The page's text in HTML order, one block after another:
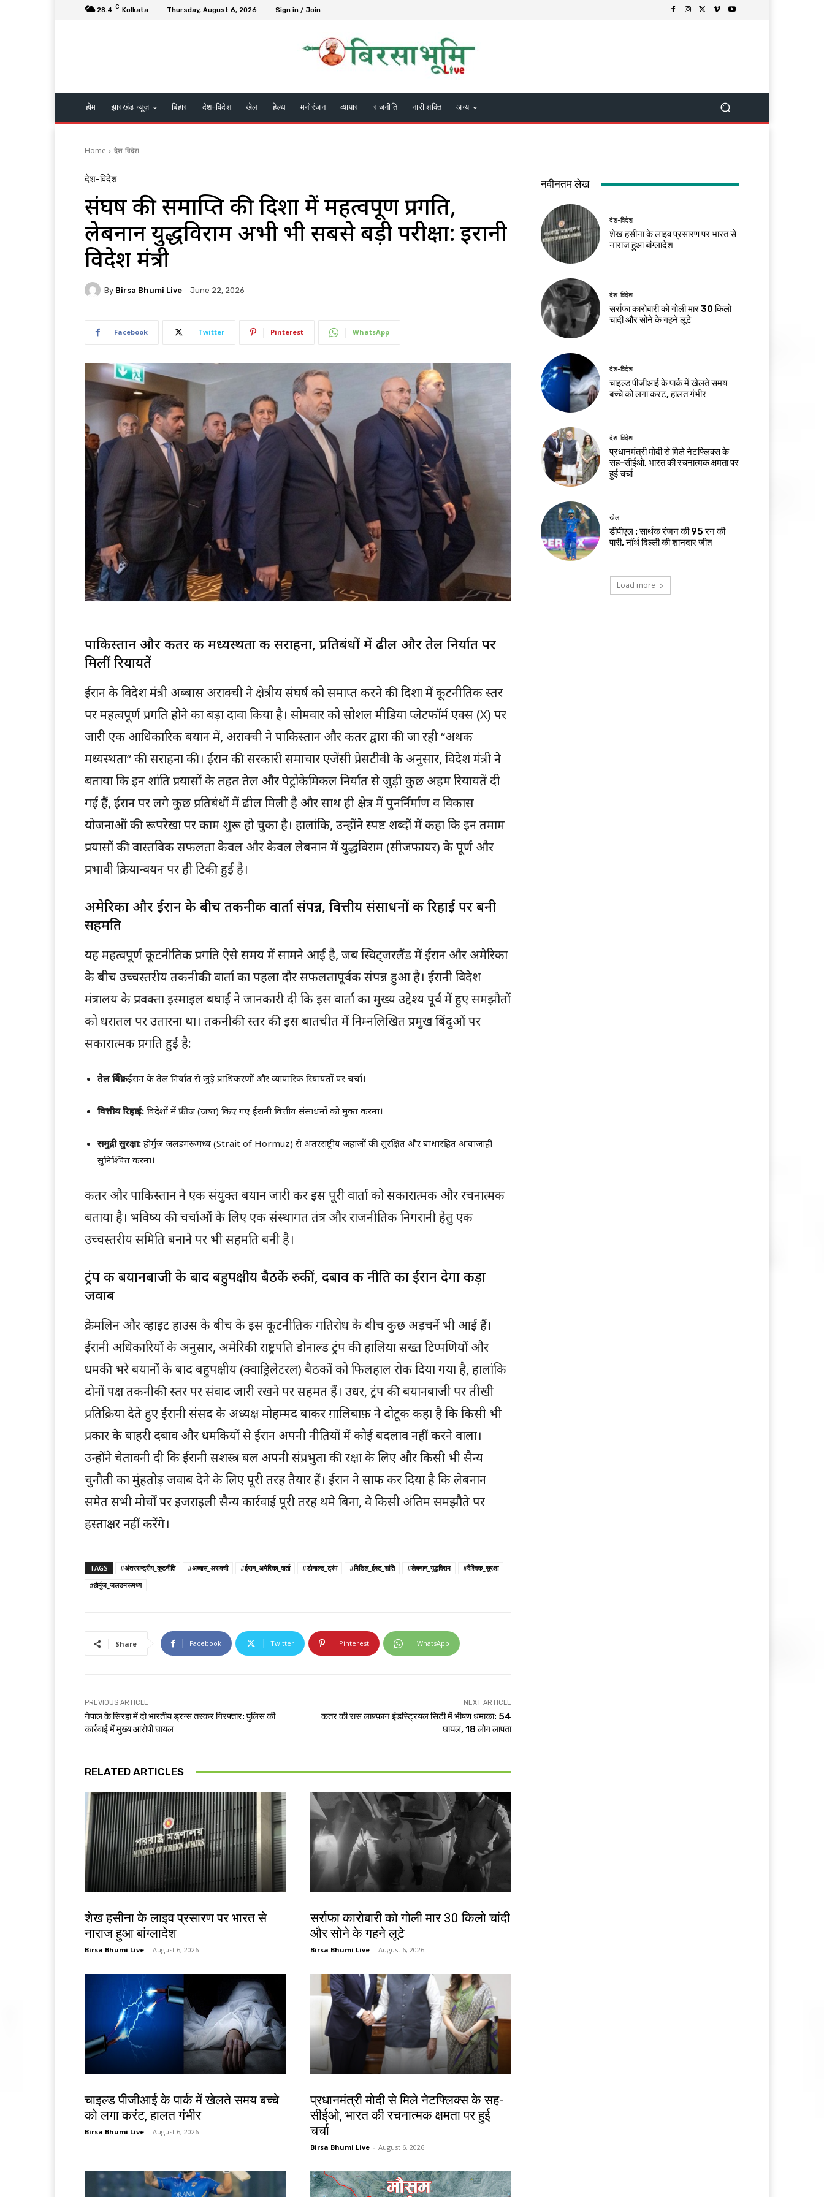
28.4 C Kolkata Thursday, August 6, 2026 Sign in / Join
होम झारखंड न्यूज़ बिहार देश-विदेश खेल हेल्थ मनोरंजन व्यापार राजनीति नारी शक्ति अन्य
Home देश-विदेश
देश-विदेश
संघर्ष की समाप्ति की दिशा में महत्वपूर्ण प्रगति,
लेबनान युद्धविराम अभी भी सबसे बड़ी परीक्षा: ईरानी
विदेश मंत्री
By Birsa Bhumi Live June 22, 2026
Facebook Twitter Pinterest WhatsApp
पाकिस्तान और कतर की मध्यस्थता की सराहना, प्रतिबंधों में ढील और तेल निर्यात पर
मिलीं रियायतें
ईरान के विदेश मंत्री अब्बास अराक्ची ने क्षेत्रीय संघर्ष को समाप्त करने की दिशा में कूटनीतिक स्तर
पर महत्वपूर्ण प्रगति होने का बड़ा दावा किया है। सोमवार को सोशल मीडिया प्लेटफॉर्म एक्स (X) पर
जारी एक आधिकारिक बयान में, अराक्ची ने पाकिस्तान और कतर द्वारा की जा रही “अथक
मध्यस्थता” की सराहना की। ईरान की सरकारी समाचार एजेंसी प्रेसटीवी के अनुसार, विदेश मंत्री ने
बताया कि इन शांति प्रयासों के तहत तेल और पेट्रोकेमिकल निर्यात से जुड़ी कुछ अहम रियायतें दी
गई हैं, ईरान पर लगे कुछ प्रतिबंधों में ढील मिली है और साथ ही क्षेत्र में पुनर्निर्माण व विकास
योजनाओं की रूपरेखा पर काम शुरू हो चुका है। हालांकि, उन्होंने स्पष्ट शब्दों में कहा कि इन तमाम
प्रयासों की वास्तविक सफलता केवल और केवल लेबनान में युद्धविराम (सीजफायर) के पूर्ण और
प्रभावी क्रियान्वयन पर ही टिकी हुई है।
अमेरिका और ईरान के बीच तकनीकी वार्ता संपन्न, वित्तीय संसाधनों की रिहाई पर बनी
सहमति
यह महत्वपूर्ण कूटनीतिक प्रगति ऐसे समय में सामने आई है, जब स्विट्जरलैंड में ईरान और अमेरिका
के बीच उच्चस्तरीय तकनीकी वार्ता का पहला दौर सफलतापूर्वक संपन्न हुआ है। ईरानी विदेश
मंत्रालय के प्रवक्ता इस्माइल बघाई ने जानकारी दी कि इस वार्ता का मुख्य उद्देश्य पूर्व में हुए समझौतों
को धरातल पर उतारना था। तकनीकी स्तर की इस बातचीत में निम्नलिखित प्रमुख बिंदुओं पर
सकारात्मक प्रगति हुई है:
तेल बिक्री:ईरान के तेल निर्यात से जुड़े प्राधिकरणों और व्यापारिक रियायतों पर चर्चा।
वित्तीय रिहाई: विदेशों में फ्रीज (जब्त) किए गए ईरानी वित्तीय संसाधनों को मुक्त करना।
समुद्री सुरक्षा: होर्मुज जलडमरूमध्य (Strait of Hormuz) से अंतरराष्ट्रीय जहाजों की सुरक्षित और बाधारहित आवाजाही
सुनिश्चित करना।
कतर और पाकिस्तान ने एक संयुक्त बयान जारी कर इस पूरी वार्ता को सकारात्मक और रचनात्मक
बताया है। भविष्य की चर्चाओं के लिए एक संस्थागत तंत्र और राजनीतिक निगरानी हेतु एक
उच्चस्तरीय समिति बनाने पर भी सहमति बनी है।
ट्रंप की बयानबाजी के बाद बहुपक्षीय बैठकें रुकीं, दबाव की नीति का ईरान देगा कड़ा
जवाब
क्रेमलिन और व्हाइट हाउस के बीच के इस कूटनीतिक गतिरोध के बीच कुछ अड़चनें भी आई हैं।
ईरानी अधिकारियों के अनुसार, अमेरिकी राष्ट्रपति डोनाल्ड ट्रंप की हालिया सख्त टिप्पणियों और
धमकी भरे बयानों के बाद बहुपक्षीय (क्वाड्रिलेटरल) बैठकों को फिलहाल रोक दिया गया है, हालांकि
दोनों पक्ष तकनीकी स्तर पर संवाद जारी रखने पर सहमत हैं। उधर, ट्रंप की बयानबाजी पर तीखी
प्रतिक्रिया देते हुए ईरानी संसद के अध्यक्ष मोहम्मद बाकर ग़ालिबाफ़ ने दोटूक कहा है कि किसी भी
प्रकार के बाहरी दबाव और धमकियों से ईरान अपनी नीतियों में कोई बदलाव नहीं करने वाला।
उन्होंने चेतावनी दी कि ईरानी सशस्त्र बल अपनी संप्रभुता की रक्षा के लिए और किसी भी सैन्य
चुनौती का मुंहतोड़ जवाब देने के लिए पूरी तरह तैयार हैं। ईरान ने साफ कर दिया है कि लेबनान
समेत सभी मोर्चों पर इजराइली सैन्य कार्रवाई पूरी तरह थमे बिना, वे किसी अंतिम समझौते पर
हस्ताक्षर नहीं करेंगे।
TAGS #अंतरराष्ट्रीय_कूटनीति #अब्बास_अराक्ची #ईरान_अमेरिका_वार्ता #डोनाल्ड_ट्रंप #मिडिल_ईस्ट_शांति #लेबनान_युद्धविराम
#वैश्विक_सुरक्षा
#होर्मुज_जलडमरूमध्य
Share Facebook Twitter Pinterest WhatsApp
PREVIOUS ARTICLE
नेपाल के सिरहा में दो भारतीय ड्रग्स तस्कर गिरफ्तार: पुलिस की
कार्रवाई में मुख्य आरोपी घायल
NEXT ARTICLE
कतर की रास लाफ़्फ़ान इंडस्ट्रियल सिटी में भीषण धमाका: 54
घायल, 18 लोग लापता
RELATED ARTICLES
शेख हसीना के लाइव प्रसारण पर भारत से
नाराज हुआ बांग्लादेश
Birsa Bhumi Live - August 6, 2026
सर्राफा कारोबारी को गोली मार 30 किलो चांदी
और सोने के गहने लूटे
Birsa Bhumi Live - August 6, 2026
चाइल्ड पीजीआई के पार्क में खेलते समय बच्चे
को लगा करंट, हालत गंभीर
Birsa Bhumi Live - August 6, 2026
प्रधानमंत्री मोदी से मिले नेटफ्लिक्स के सह-
सीईओ, भारत की रचनात्मक क्षमता पर हुई
चर्चा
Birsa Bhumi Live - August 6, 2026
नवीनतम लेख
देश-विदेश
शेख हसीना के लाइव प्रसारण पर भारत से
नाराज हुआ बांग्लादेश
देश-विदेश
सर्राफा कारोबारी को गोली मार 30 किलो
चांदी और सोने के गहने लूटे
देश-विदेश
चाइल्ड पीजीआई के पार्क में खेलते समय
बच्चे को लगा करंट, हालत गंभीर
देश-विदेश
प्रधानमंत्री मोदी से मिले नेटफ्लिक्स के
सह-सीईओ, भारत की रचनात्मक क्षमता पर
हुई चर्चा
खेल
डीपीएल : सार्थक रंजन की 95 रन की
पारी, नॉर्थ दिल्ली की शानदार जीत
Load more